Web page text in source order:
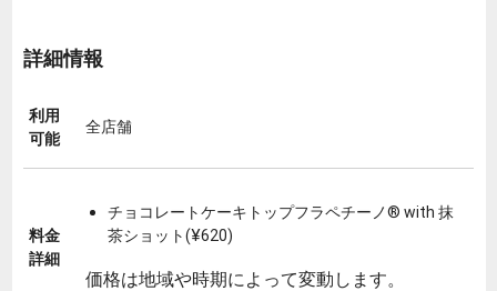
詳細情報
利用
可能
全店舗
料金
詳細
チョコレートケーキトップフラペチーノ® with 抹
茶ショット(¥620)
価格は地域や時期によって変動します。